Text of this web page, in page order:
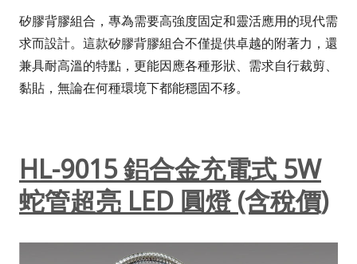
矽膠背膠組合，專為需要高強度固定和靈活應用的現代需
求而設計。這款矽膠背膠組合不僅提供卓越的附著力，還
兼具耐高溫的特點，更能因應各種形狀、需求自行裁剪、
黏貼，無論在何種環境下都能穩固不移。
HL-9015 鋁合金充電式 5W
蛇管超亮 LED 圓燈 (含稅價)